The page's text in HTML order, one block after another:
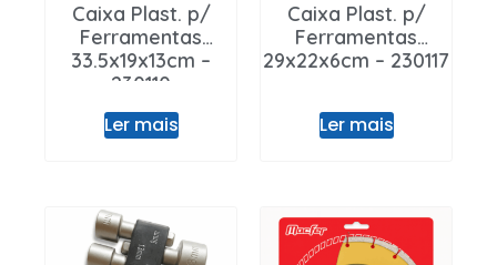
Caixa Plast. p/
Ferramentas
33.5x19x13cm –
230110
Ler mais
Caixa Plast. p/
Ferramentas
29x22x6cm – 230117
Ler mais